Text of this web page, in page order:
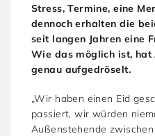
Stress, Termine, eine
dennoch erhalten die
seit langen Jahren eine
Wie das möglich ist,
genau aufgedröselt.
„Wir haben einen Eid
passiert, wir würden
Außenstehende